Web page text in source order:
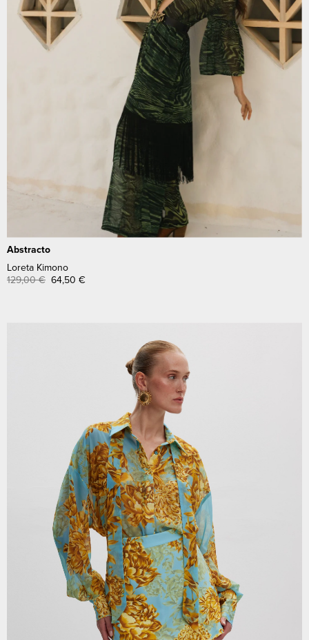
Abstracto
Loreta Kimono
129,00€ 64,50 €